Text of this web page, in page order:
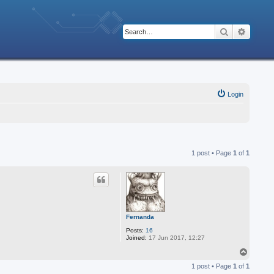
Search
Login
1 post • Page 1 of 1
Fernanda
Posts: 16
Joined: 17 Jun 2017, 12:27
p
1 post • Page 1 of 1